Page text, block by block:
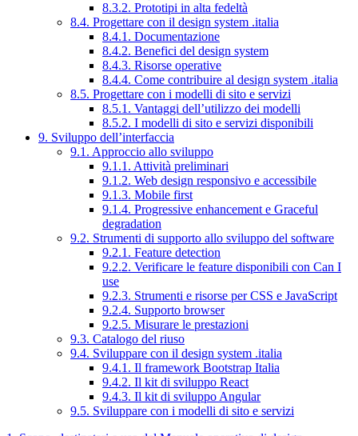
8.3.2. Prototipi in alta fedeltà
8.4. Progettare con il design system .italia
8.4.1. Documentazione
8.4.2. Benefici del design system
8.4.3. Risorse operative
8.4.4. Come contribuire al design system .italia
8.5. Progettare con i modelli di sito e servizi
8.5.1. Vantaggi dell’utilizzo dei modelli
8.5.2. I modelli di sito e servizi disponibili
9. Sviluppo dell’interfaccia
9.1. Approccio allo sviluppo
9.1.1. Attività preliminari
9.1.2. Web design responsivo e accessibile
9.1.3. Mobile first
9.1.4. Progressive enhancement e Graceful
degradation
9.2. Strumenti di supporto allo sviluppo del software
9.2.1. Feature detection
9.2.2. Verificare le feature disponibili con Can I
use
9.2.3. Strumenti e risorse per CSS e JavaScript
9.2.4. Supporto browser
9.2.5. Misurare le prestazioni
9.3. Catalogo del riuso
9.4. Sviluppare con il design system .italia
9.4.1. Il framework Bootstrap Italia
9.4.2. Il kit di sviluppo React
9.4.3. Il kit di sviluppo Angular
9.5. Sviluppare con i modelli di sito e servizi